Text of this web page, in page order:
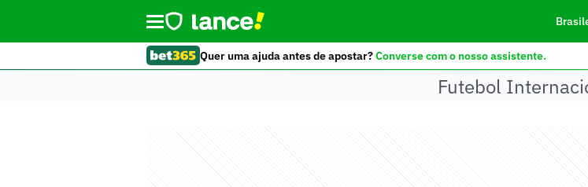
Quer uma ajuda antes de apostar?Converse com o nosso assistente.
Futebol